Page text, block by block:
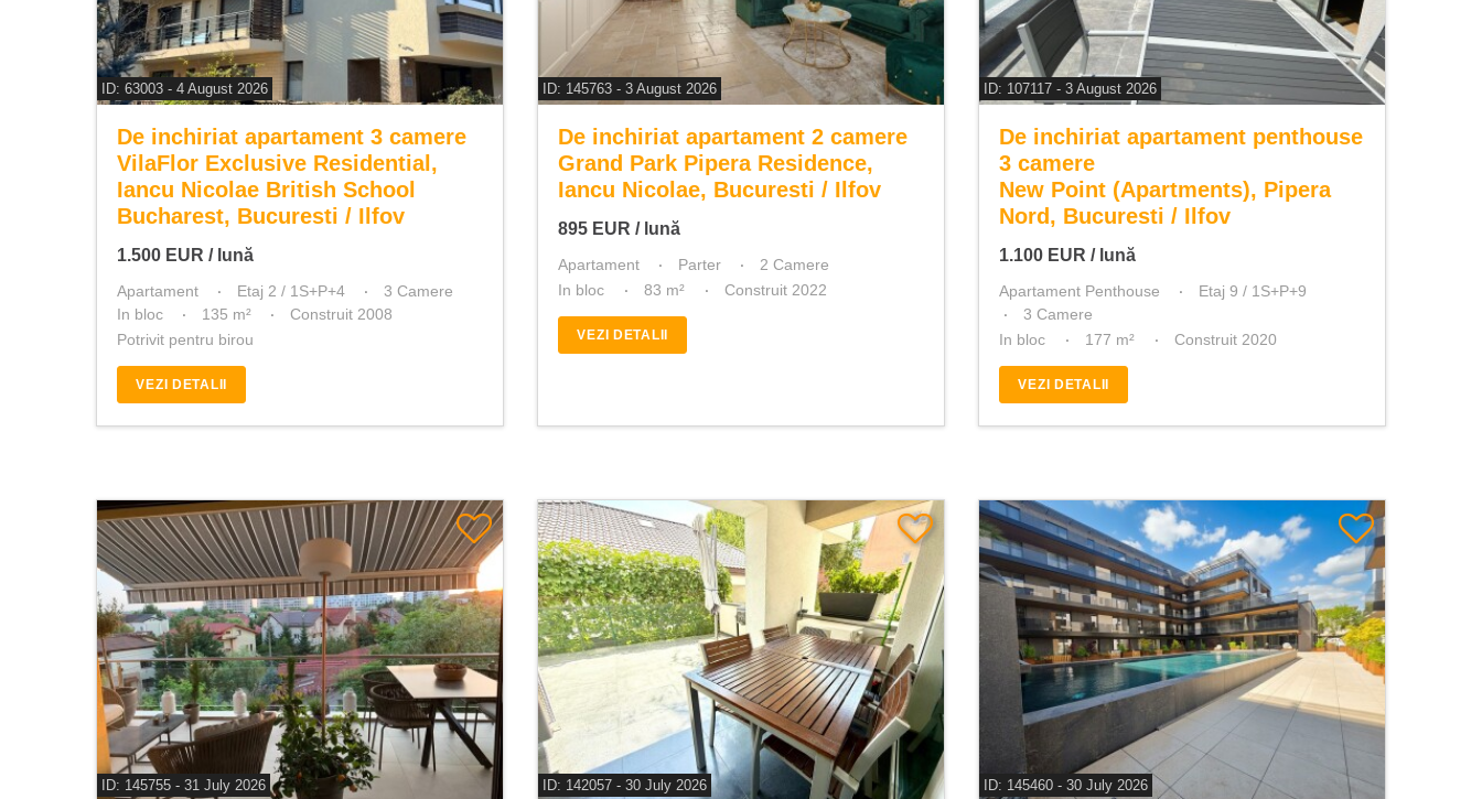
ID: 63003 - 4 August 2026
De inchiriat apartament 3 camere
VilaFlor Exclusive Residential,
Iancu Nicolae British School
Bucharest, Bucuresti / Ilfov
1.500 EUR / lună
Apartament Etaj 2 / 1S+P+4
3 Camere
In bloc
135 m²
Construit 2008
Potrivit pentru birou
VEZI DETALII
ID: 145763 - 3 August 2026
De inchiriat apartament 2 camere
Grand Park Pipera Residence,
Iancu Nicolae, Bucuresti / Ilfov
895 EUR / lună
Apartament Parter
2 Camere
In bloc
83 m² Construit 2022
VEZI DETALII
ID: 107117 - 3 August 2026
De inchiriat apartament penthouse
3 camere
New Point (Apartments), Pipera
Nord, Bucuresti / Ilfov
1.100 EUR / lună
Apartament Penthouse
Etaj 9 / 1S+P+9
3 Camere
In bloc
177 m² Construit 2020
VEZI DETALII
ID: 145755 - 31 July 2026 ID: 142057 - 30 July 2026 ID: 145460 - 30 July 2026